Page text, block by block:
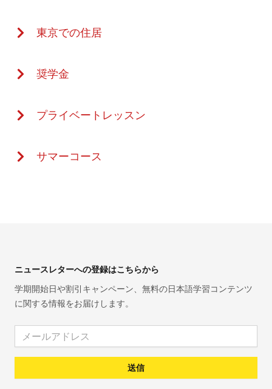
東京での住居
奨学金
プライベートレッスン
サマーコース
ニュースレターへの登録はこちらから
学期開始日や割引キャンペーン、無料の日本語学習コンテンツ
に関する情報をお届けします。
Email address
送信